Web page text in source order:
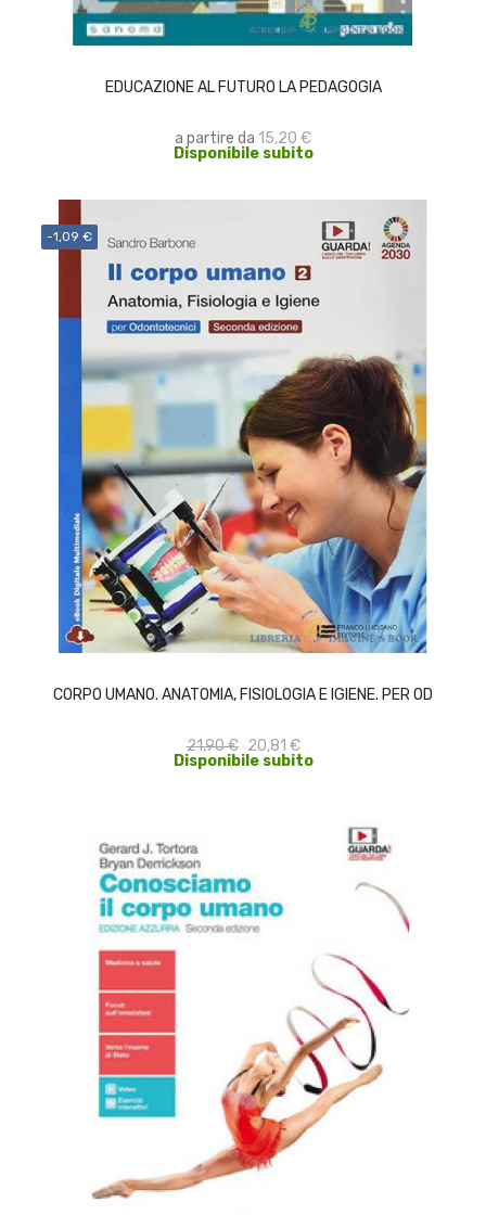
EDUCAZIONE AL FUTURO LA PEDAGOGIA
a partire da 15,20 €
Disponibile subito
-1,09 €
CORPO UMANO. ANATOMIA, FISIOLOGIA E IGIENE. PER OD
21,90 € 20,81 €
Disponibile subito
ACQUISTA